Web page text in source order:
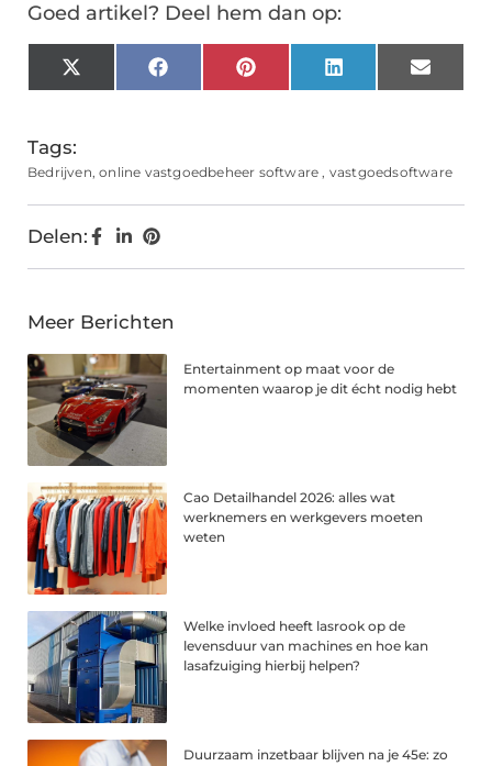
Goed artikel? Deel hem dan op:
X
(Twitter)
FacebookPinterestLinkedInEmail
Tags:
Bedrijven,online vastgoedbeheer software , vastgoedsoftware
Delen:
Meer Berichten
Entertainment op maat voor de
momenten waarop je dit écht nodig hebt
Cao Detailhandel 2026: alles wat
werknemers en werkgevers moeten
weten
Welke invloed heeft lasrook op de
levensduur van machines en hoe kan
lasafzuiging hierbij helpen?
Duurzaam inzetbaar blijven na je 45e: zo